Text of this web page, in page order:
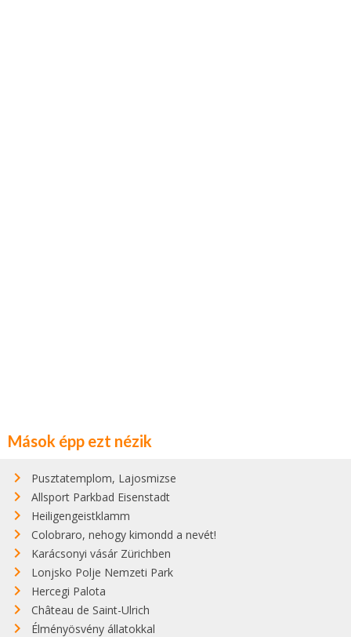
Mások épp ezt nézik
Pusztatemplom, Lajosmizse
Allsport Parkbad Eisenstadt
Heiligengeistklamm
Colobraro, nehogy kimondd a nevét!
Karácsonyi vásár Zürichben
Lonjsko Polje Nemzeti Park
Hercegi Palota
Château de Saint-Ulrich
Élményösvény állatokkal